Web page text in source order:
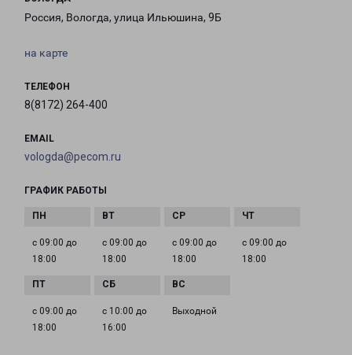
Россия, Вологда, улица Ильюшина, 9Б
на карте
ТЕЛЕФОН
8(8172) 264-400
EMAIL
vologda@pecom.ru
ГРАФИК РАБОТЫ
с 09:00 до
18:00
с 09:00 до
18:00
с 09:00 до
18:00
с 09:00 до
18:00
с 09:00 до
18:00
с 10:00 до
16:00
Выходной